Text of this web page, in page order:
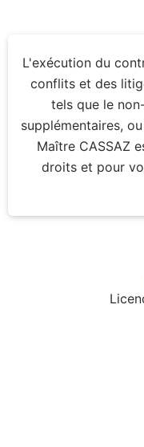
L'exécution du
conflits et des
tels que le
supplémentaires,
Maître CASSAZ
droits et pour